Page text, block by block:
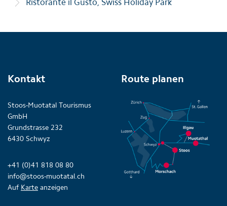
Kontakt
Stoos-Muotatal Tourismus
GmbH
Grundstrasse 232
6430 Schwyz
+41 (0)41 818 08 80
info@stoos-muotatal.ch
Auf Karte anzeigen
Route planen